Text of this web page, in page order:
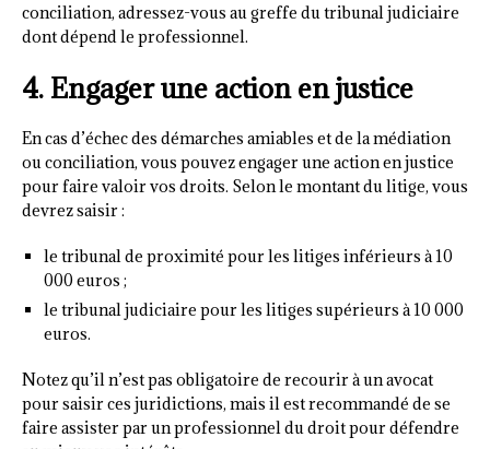
conciliation, adressez-vous au greffe du tribunal judiciaire
dont dépend le professionnel.
4. Engager une action en justice
En cas d’échec des démarches amiables et de la médiation
ou conciliation, vous pouvez engager une action en justice
pour faire valoir vos droits. Selon le montant du litige, vous
devrez saisir :
le tribunal de proximité pour les litiges inférieurs à 10
000 euros ;
le tribunal judiciaire pour les litiges supérieurs à 10 000
euros.
Notez qu’il n’est pas obligatoire de recourir à un avocat
pour saisir ces juridictions, mais il est recommandé de se
faire assister par un professionnel du droit pour défendre